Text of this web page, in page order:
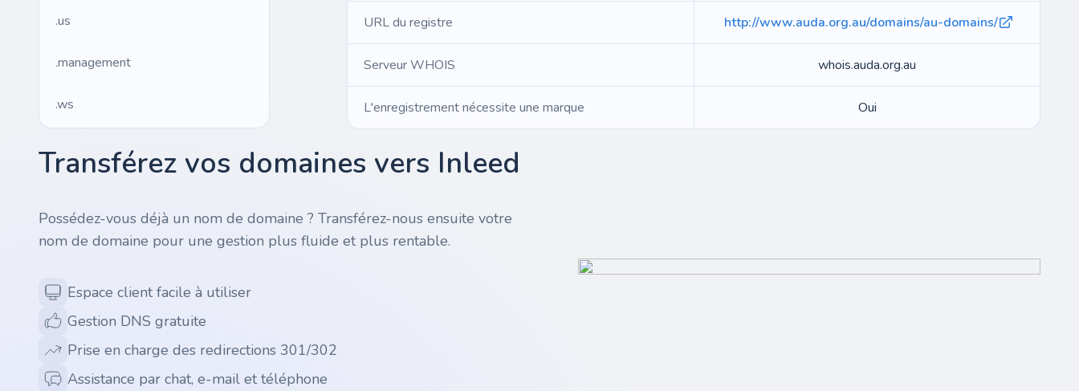
.us
.management
.ws
.ru
.vc
URL du registre http://www.auda.org.au/domains/au-domains/
Serveur WHOIS whois.auda.org.au
L'enregistrement nécessite une marque Oui
Transférez vos domaines vers Inleed
Possédez-vous déjà un nom de domaine ? Transférez-nous ensuite votre
nom de domaine pour une gestion plus fluide et plus rentable.
Espace client facile à utiliser
Gestion DNS gratuite
Prise en charge des redirections 301/302
Assistance par chat, e-mail et téléphone